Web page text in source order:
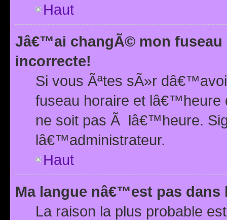
Haut
Jâ€™ai changÃ© mon
incorrecte!
Si vous Ãªtes sÃ»r
fuseau horaire et
ne soit pas Ã lâ€™heure.
lâ€™administrateur.
Haut
Ma langue nâ€™est pas dans
La raison la plus probable